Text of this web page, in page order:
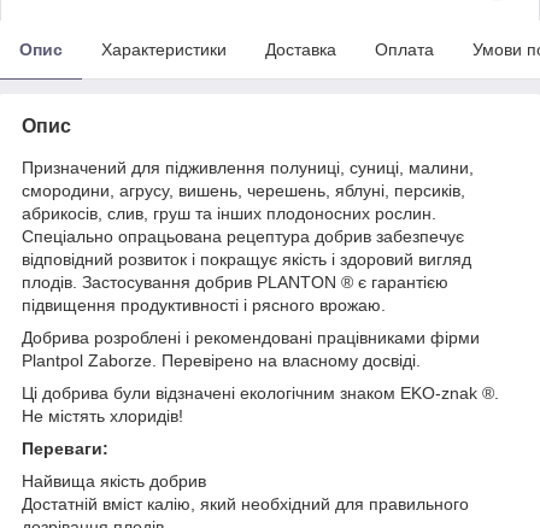
Опис Характеристики Доставка Оплата Умови
Опис
Призначений для підживлення полуниці, суниці, малини,
смородини, агрусу, вишень, черешень, яблуні, персиків,
абрикосів, слив, груш та інших плодоносних рослин.
Спеціально опрацьована рецептура добрив забезпечує
відповідний розвиток і покращує якість і здоровий вигляд
плодів. Застосування добрив PLANTON ® є гарантією
підвищення продуктивності і рясного врожаю.
Добрива розроблені і рекомендовані працівниками фірми
Plantpol Zaborze. Перевірено на власному досвіді.
Ці добрива були відзначені екологічним знаком EKO-znak ®.
Не містять хлоридів!
Переваги:
Найвища якість добрив
Достатній вміст калію, який необхідний для правильного